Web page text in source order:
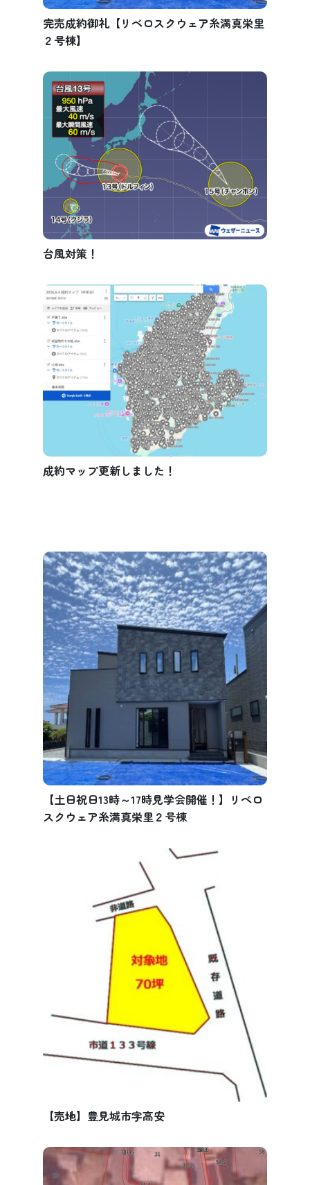
完売成約御礼【リベロスクウェア糸満真栄里
２号棟】
台風対策！
成約マップ更新しました！
【土日祝日13時～17時見学会開催！】リベロ
スクウェア糸満真栄里２号棟
【売地】豊見城市字高安